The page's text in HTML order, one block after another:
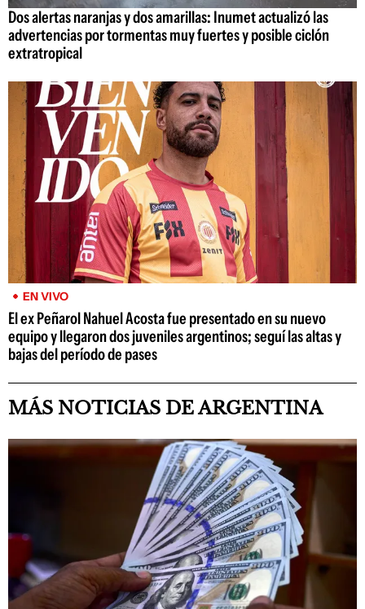
Dos alertas naranjas y dos amarillas: Inumet actualizó las
advertencias por tormentas muy fuertes y posible ciclón
extratropical
EN VIVO
El ex Peñarol Nahuel Acosta fue presentado en su nuevo
equipo y llegaron dos juveniles argentinos; seguí las altas y
bajas del período de pases
MÁS NOTICIAS DE ARGENTINA